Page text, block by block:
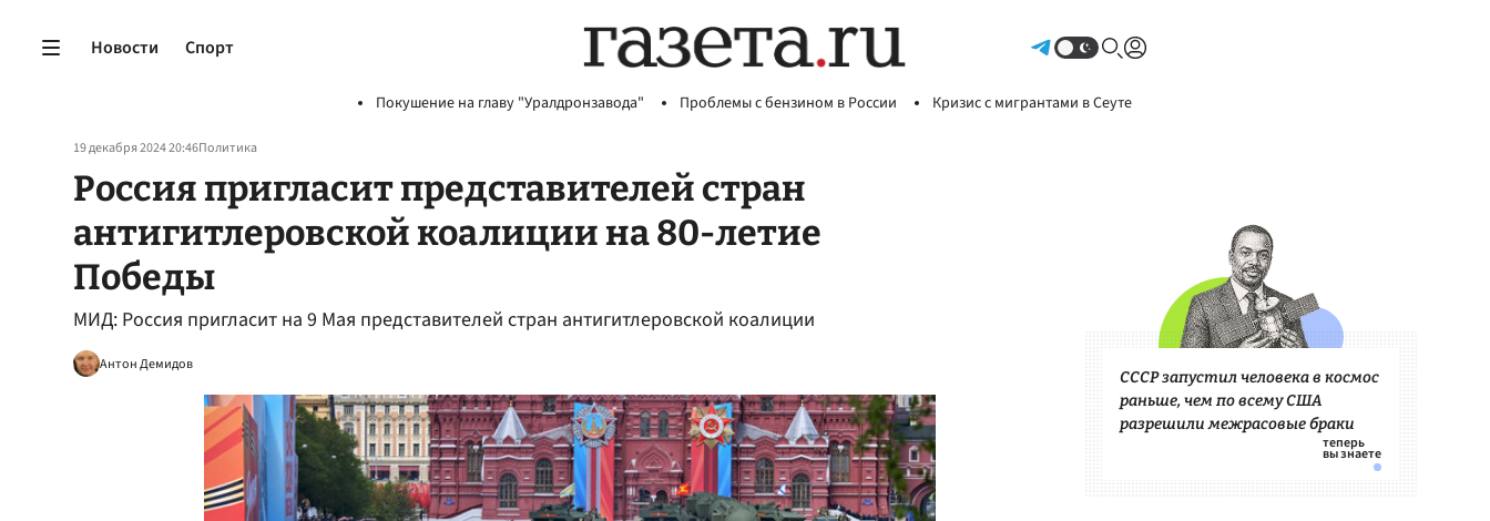
Новости Спорт
Покушение на главу "Уралдронзавода" Проблемы с бензином в России Кризис с мигрантами в Сеуте
19 декабря 2024 20:46Политика
Россия пригласит представителей стран
антигитлеровской коалиции на 80-летие
Победы
МИД: Россия пригласит на 9 Мая представителей стран антигитлеровской коалиции
Антон Демидов
СССР запустил человека в космос
раньше, чем по всему США
разрешили межрасовые браки